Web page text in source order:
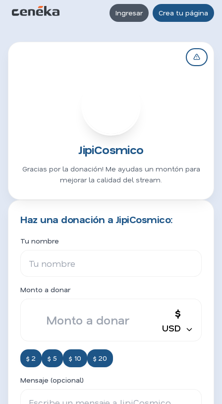
Ingresar Crea tu página
JipiCosmico
Gracias por la donación! Me ayudas un montón para
mejorar la calidad del stream.
Haz una donación a JipiCosmico:
Tu nombre
Monto a donar
$
USD
$ 2 $ 5 $ 10 $ 20
Mensaje (opcional)